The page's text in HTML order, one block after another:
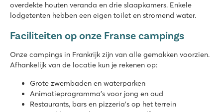
La Baume
La Baume
2 geweldige zwembadcomplexen met glijbanen
Charmante steden en dorpjes in de omgeving
Les Dunes
overdekte houten veranda en drie slaapkamers. Enkele
lodgetenten hebben een eigen toilet en stromend water.
Faciliteiten op onze Franse campings
Onze campings in Frankrijk zijn van alle gemakken voorzien.
Afhankelijk van de locatie kun je rekenen op:
Grote zwembaden en waterparken
Animatieprogramma’s voor jong en oud
Restaurants, bars en pizzeria’s op het terrein